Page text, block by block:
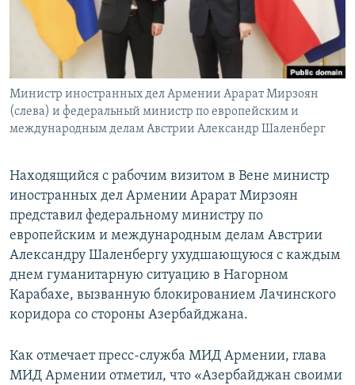
Հայերեն
English
Русский
Все сайты Радио Азатутюн
Министр иностранных дел Армении Арарат Мирзоян
(слева) и федеральный министр по европейским и
международным делам Австрии Александр Шаленберг
Находящийся с рабочим визитом в Вене министр
иностранных дел Армении Арарат Мирзоян
представил федеральному министру по
европейским и международным делам Австрии
Александру Шаленбергу ухудшающуюся с каждым
днем гуманитарную ситуацию в Нагорном
Карабахе, вызванную блокированием Лачинского
коридора со стороны Азербайджана.
Как отмечает пресс-служба МИД Армении, глава
МИД Армении отметил, что «Азербайджан своими